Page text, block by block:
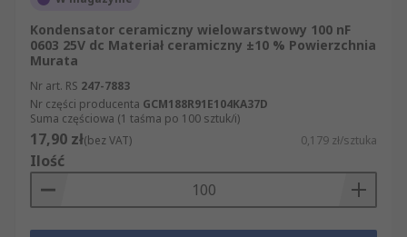
Kondensator ceramiczny wielowarstwowy 100 nF
0603 25V dc Materiał ceramiczny ±10 % Powierzchnia
Murata
Nr art. RS 247-7883
Nr części producenta GCM188R91E104KA37D
Suma częściowa (1 taśma po 100 sztuk/i)
17,90 zł(bez VAT) 0,179 zł/sztuka
Ilość